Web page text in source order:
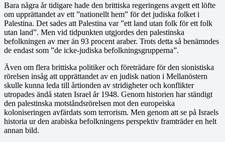
Bara några år tidigare hade den brittiska regeringens avgett ett löfte
om upprättandet av ett ”nationellt hem” för det judiska folket i
Palestina. Det sades att Palestina var ”ett land utan folk för ett folk
utan land”. Men vid tidpunkten utgjordes den palestinska
befolkningen av mer än 93 procent araber. Trots detta så benämndes
de endast som ”de icke-judiska befolkningsgrupperna”.
Även om flera brittiska politiker och företrädare för den sionistiska
rörelsen insåg att upprättandet av en judisk nation i Mellanöstern
skulle kunna leda till årtionden av stridigheter och konflikter
utropades ändå staten Israel år 1948. Genom historien har ständigt
den palestinska motståndsrörelsen mot den europeiska
koloniseringen avfärdats som terrorism. Men genom att se på Israels
historia ur den arabiska befolkningens perspektiv framträder en helt
annan bild.